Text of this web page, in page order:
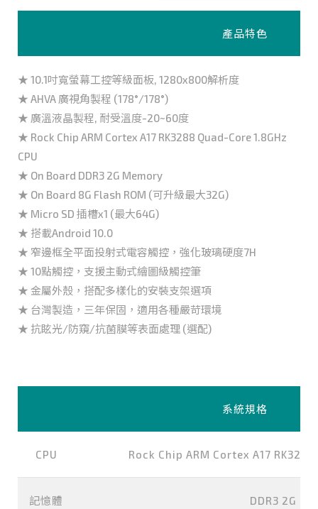
產品特色
★ 10.1吋寬螢幕工控等級面板, 1280x800解析度
★ AHVA 廣視角製程 (178°/178°)
★ 廣溫液晶製程, 耐受溫度-20~60度
★ Rock Chip ARM Cortex A17 RK3288 Quad-Core 1.8GHz
CPU
★ On Board DDR3 2G Memory
★ On Board 8G Flash ROM (可升級最大32G)
★ Micro SD 插槽x1 (最大64G)
★ 搭載Android 10.0
★ 窄邊框全平面投射式電容觸控，強化玻璃硬度7H
★ 10點觸控，支援主動式繪圖級觸控筆
★ 金屬外殼，搭配多樣化的安裝支架選項
★ 台灣製造，三年保固，適用各種嚴苛環境
★ 抗眩光/防窺/抗菌膜等表面處理 (選配)
系統規格
CPU Rock Chip ARM Cortex A17
記憶體 DDR3 2G